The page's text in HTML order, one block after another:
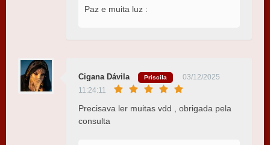
Paz e muita luz :
Cigana Dávila Priscila
03/12/2025
11:24:11
Precisava ler muitas vdd , obrigada pela
consulta